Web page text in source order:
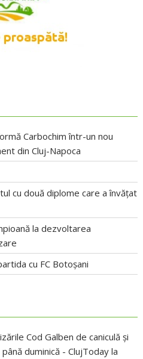
Carbochim într-un nou
din Cluj-Napoca
cu două diplome care a învățat
la dezvoltarea
cu FC Botoșani
Cod Galben de caniculă și
duminică - ClujToday la